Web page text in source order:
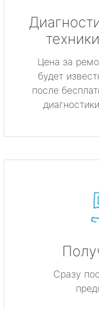
техники
Цена за
будет
после
диагностики.
Сразу